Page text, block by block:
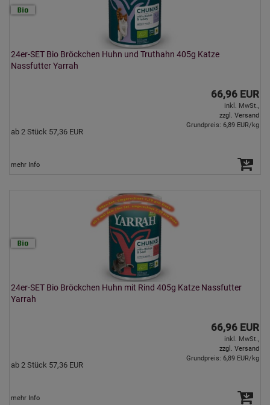
24er-SET Bio Bröckchen Huhn und Truthahn 405g Katze
Nassfutter Yarrah
66,96 EUR
inkl. MwSt.,
zzgl. Versand
ab 2 Stück 57,36 EUR
Grundpreis: 6,89 EUR/kg
mehr Info
24er-SET Bio Bröckchen Huhn mit Rind 405g Katze Nassfutter
Yarrah
66,96 EUR
inkl. MwSt.,
zzgl. Versand
ab 2 Stück 57,36 EUR
Grundpreis: 6,89 EUR/kg
mehr Info